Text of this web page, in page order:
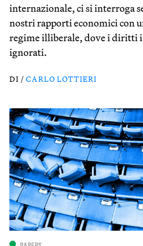
internazionale, ci si interroga
nostri rapporti economici con
regime illiberale, dove i diritti
ignorati.
DI / CARLO LOTTIERI